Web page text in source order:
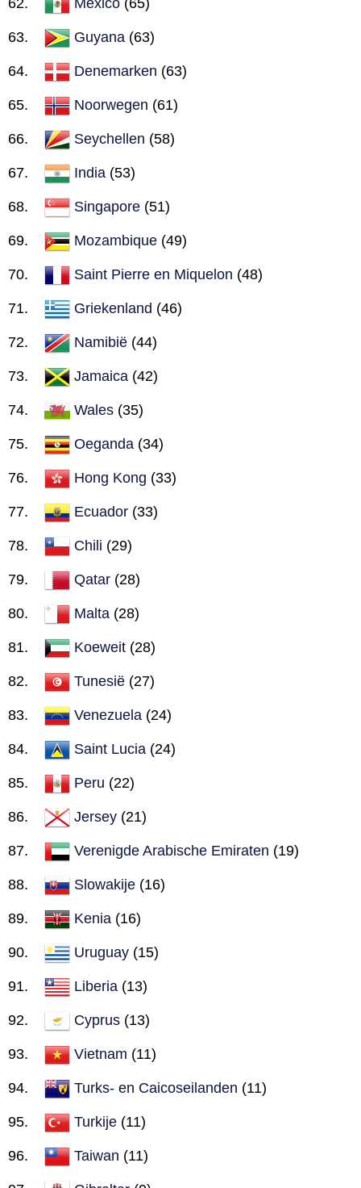
Guyana (63)
Denemarken (63)
Noorwegen (61)
Seychellen (58)
India (53)
Singapore (51)
Mozambique (49)
Saint Pierre en Miquelon (48)
Griekenland (46)
Namibië (44)
Jamaica (42)
Wales (35)
Oeganda (34)
Hong Kong (33)
Ecuador (33)
Chili (29)
Qatar (28)
Malta (28)
Koeweit (28)
Tunesië (27)
Venezuela (24)
Saint Lucia (24)
Peru (22)
Jersey (21)
Verenigde Arabische Emiraten (19)
Slowakije (16)
Kenia (16)
Uruguay (15)
Liberia (13)
Cyprus (13)
Vietnam (11)
Turks- en Caicoseilanden (11)
Turkije (11)
Taiwan (11)